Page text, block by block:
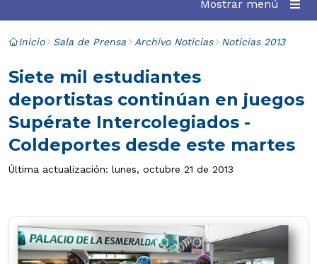
Mostrar menú
Inicio Sala de Prensa Archivo Noticias Noticias 2013
Siete mil estudiantes
deportistas continúan en juegos
Supérate Intercolegiados -
Coldeportes desde este martes
Última actualización: lunes, octubre 21 de 2013